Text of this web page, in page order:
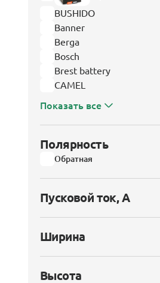
BUSHIDO
Banner
Berga
Bosch
Brest battery
CAMEL
Показать все
Полярность
Обратная
Пусковой ток, А
Ширина
Высота